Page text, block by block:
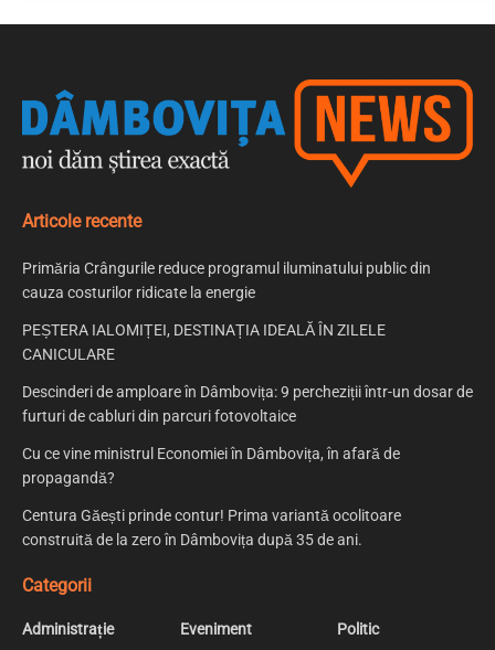
Articole recente
Primăria Crângurile reduce programul iluminatului public din
cauza costurilor ridicate la energie
PEȘTERA IALOMIȚEI, DESTINAȚIA IDEALĂ ÎN ZILELE
CANICULARE
Descinderi de amploare în Dâmbovița: 9 percheziții într-un dosar de
furturi de cabluri din parcuri fotovoltaice
Cu ce vine ministrul Economiei în Dâmbovița, în afară de
propagandă?
Centura Găești prinde contur! Prima variantă ocolitoare
construită de la zero în Dâmbovița după 35 de ani.
Categorii
Administrație
Eveniment
Politic